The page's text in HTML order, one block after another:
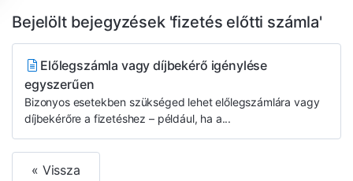
Bejelölt bejegyzések 'fizetés előtti számla'
Előlegszámla vagy díjbekérő igénylése
egyszerűen
Bizonyos esetekben szükséged lehet előlegszámlára vagy
díjbekérőre a fizetéshez – például, ha a...
« Vissza